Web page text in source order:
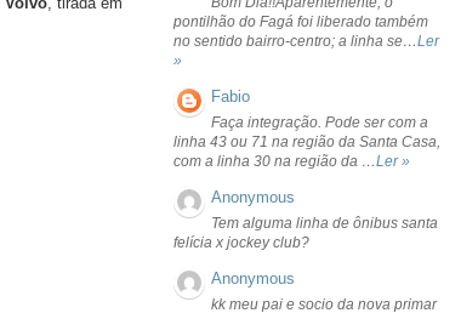
pontilhão do Fagá foi liberado também
no sentido bairro-centro; a linha se…Ler
»
Fabio
Faça integração. Pode ser com a
linha 43 ou 71 na região da Santa Casa,
com a linha 30 na região da …Ler »
Anonymous
Tem alguma linha de ônibus santa
felícia x jockey club?
Anonymous
kk meu pai e socio da nova primar